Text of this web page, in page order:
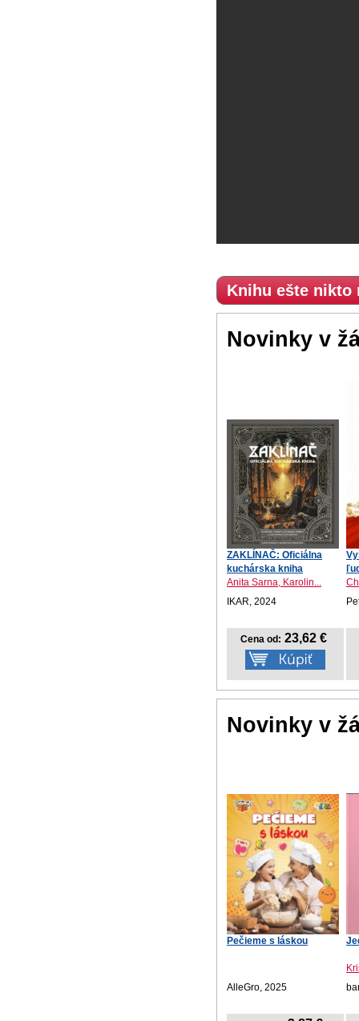
Knihu ešte nikto
Novinky v
ZAKLÍNAČ: Oficiálna
kuchárska kniha
Anita Sarna, Karolin...
IKAR, 2024
Cena od: 23,62 €
Novinky v
Pečieme s láskou
AlleGro, 2025